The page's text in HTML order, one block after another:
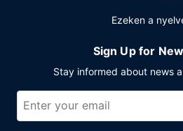
Ezeken a
Sign Up for
Stay informed about news